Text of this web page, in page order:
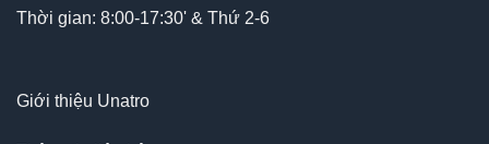
Thời gian: 8:00-17:30' & Thứ 2-6
Giới thiệu Unatro